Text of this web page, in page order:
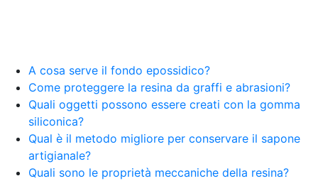
A cosa serve il fondo epossidico?
Come proteggere la resina da graffi e abrasioni?
Quali oggetti possono essere creati con la gomma
siliconica?
Qual è il metodo migliore per conservare il sapone
artigianale?
Quali sono le proprietà meccaniche della resina?